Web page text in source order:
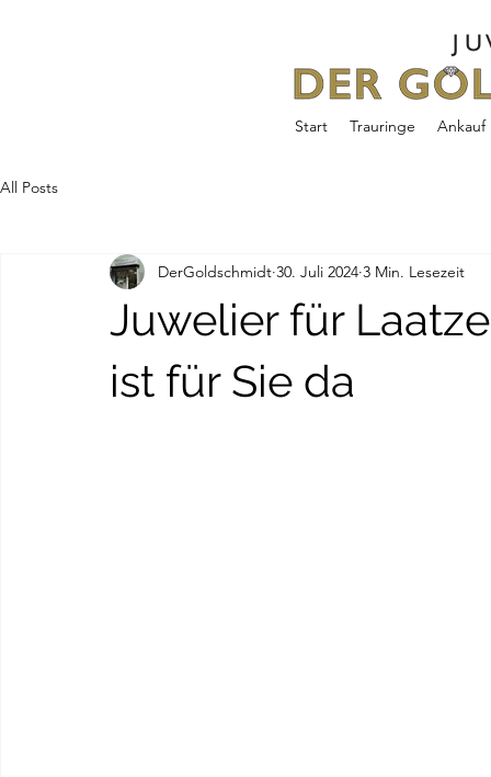
Start Trauringe Ankauf
All Posts
Juwelier für
ist für Sie da
DerGoldschmidt 30. Juli 2024 3 Min. Lesezeit